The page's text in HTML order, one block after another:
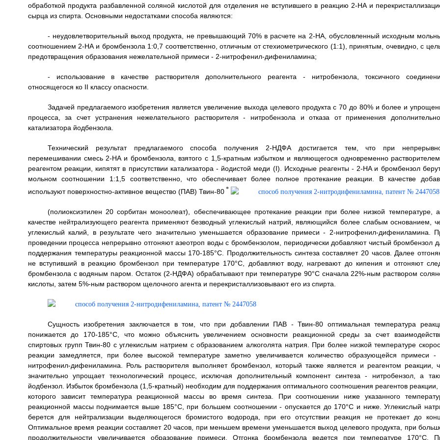
обработкой продукта разбавленной соляной кислотой для отделения не вступившего в реакцию 2-HA и
сырца из спирта. Основными недостатками способа являются:
- неудовлетворительный выход продукта, не превышающий 70% в расчете на 2-HA, обусловленный исходным
соотношением 2-HA и бромбензола 1:0,7 соответственно, отличным от стехиометрического (1:1), принятым, очевидно, с
предотвращения образования нежелательной примеси - 2-нитрофенил-дифениламина;
- использование в качестве растворителя дополнительного реагента - нитробензола, токсичного
относящегося ко II классу опасности.
Задачей предлагаемого изобретения является увеличение выхода целевого продукта с 70 до 80% и более и
процесса, за счет устранения нежелательного растворителя - нитробензола и отказа от применения
катализатора йодбензола.
Технический результат предлагаемого способа получения 2-НДФА достигается тем, что при
перемешивании смесь 2-HA и бромбензола, взятого с 1,5-кратным избытком и являющегося одновременно
реагентом реакции, кипятят в присутствии катализатора - йодистой меди (I). Исходные реагенты - 2-HA и бромбензол
мольном соотношении 1:1,5 соответственно, что обеспечивает более полное протекание реакции. В качестве
используют поверхностно-активное вещество (ПАВ) Твин-80*
(полиоксиэтилен 20 сорбитан моноолеат), обеспечивающее протекание реакции при более низкой температуре,
качестве нейтрализующего реагента применяют безводный углекислый натрий, являющийся более слабым основанием,
углекислый калий, в результате чего значительно уменьшается образование примеси - 2-нитрофенил-дифениламина.
проведении процесса непрерывно отгоняют азеотроп воды с бромбензолом, периодически добавляют чистый бромбензол
поддержания температуры реакционной массы 170-185°C. Продолжительность синтеза составляет 20 часов. Далее
не вступивший в реакцию бромбензол при температуре 170°C, добавляют воду, нагревают до кипения и отгоняют
бромбензола с водяным паром. Остаток (2-НДФА) обрабатывают при температуре 90°C сначала 22%-ным раствором
кислоты, затем 5%-ным раствором щелочного агента и перекристаллизовывают его из спирта.
Сущность изобретения заключается в том, что при добавлении ПАВ - Твин-80 оптимальная температура
понижается до 170-185°C, что можно объяснить увеличением основности реакционной среды за счет
спиртовых групп Твин-80 с углекислым натрием с образованием алкоголята натрия. При более низкой температуре
реакции замедляется, при более высокой температуре заметно увеличивается количество образующейся примеси -
нитрофенил-дифениламина. Роль растворителя выполняет бромбензол, который также является и реагентом реакции,
значительно упрощает технологический процесс, исключая дополнительный компонент синтеза - нитробензол, а
йодбензол. Избыток бромбензола (1,5-кратный) необходим для поддержания оптимального соотношения реагентов реакции,
которого зависит температура реакционной массы во время синтеза. При соотношении ниже указанного
реакционной массы поднимается выше 185°C, при большем соотношении - опускается до 170°C и ниже. Углекислый
берется для нейтрализации выделяющегося бромистого водорода, при его отсутствии реакция не протекает до
Оптимальное время реакции составляет 20 часов, при меньшем времени уменьшается выход целевого продукта, при
продолжительности увеличивается образование примеси. Отгонка бромбензола ведется при температуре 170°C.